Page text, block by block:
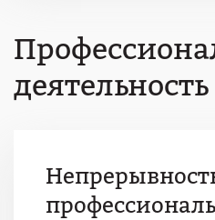
деятельность